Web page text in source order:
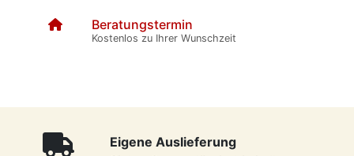
Beratungstermin
Kostenlos zu Ihrer Wunschzeit
Eigene Auslieferung